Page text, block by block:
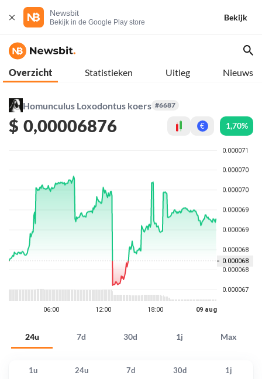
Newsbit
Bekijk in de Google Play store
Bekijk
Overzicht Statistieken Uitleg Nieuws
Homunculus Loxodontus koers #6687
$ 0,00006876 € 1,70%
24u 7d 30d 1j Max
1u 24u 7d 30d
1j